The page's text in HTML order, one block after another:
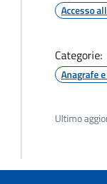
Accesso
Categorie:
Anagrafe
Ultimo